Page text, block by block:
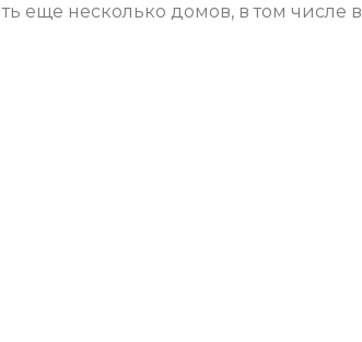
еще несколько домов, в том числе в